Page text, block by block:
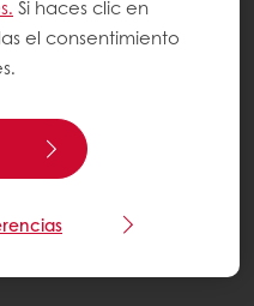
Si haces clic en
el consentimiento